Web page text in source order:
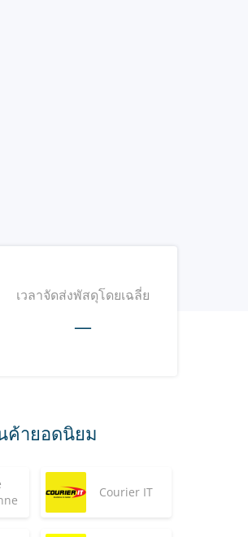
เวลาจัดส่งพัสดุโดยเฉลี่ย
—
ค้ายอดนิยม
Courier IT